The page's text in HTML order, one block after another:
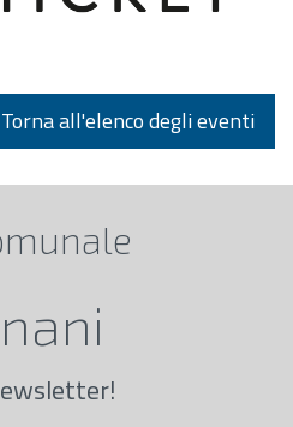
Torna all'elenco degli eventi